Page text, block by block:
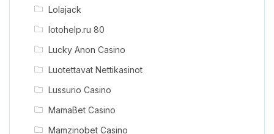
Lolajack
lotohelp.ru 80
Lucky Anon Casino
Luotettavat Nettikasinot
Lussurio Casino
MamaBet Casino
Mamzinobet Casino